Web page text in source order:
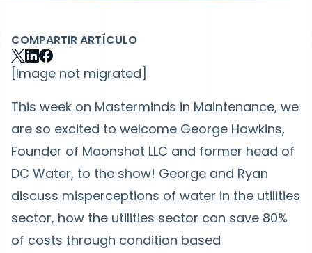
COMPARTIR ARTÍCULO
[Image not migrated]
This week on Masterminds in Maintenance, we
are so excited to welcome George Hawkins,
Founder of Moonshot LLC and former head of
DC Water, to the show! George and Ryan
discuss misperceptions of water in the utilities
sector, how the utilities sector can save 80%
of costs through condition based